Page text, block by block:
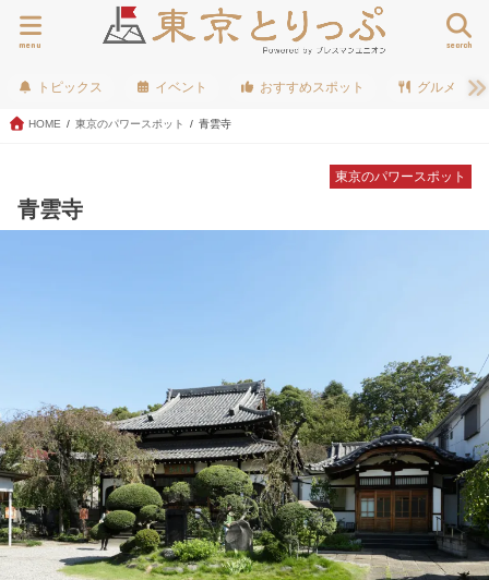
search
menu
トピックス イベント おすすめスポット グルメ
HOME 東京のパワースポット 青雲寺
東京のパワースポット
青雲寺